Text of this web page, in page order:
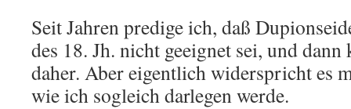
Seit Jahren predige ich, daß
des 18. Jh. nicht geeignet sei, und
daher. Aber eigentlich widerspricht es
wie ich sogleich darlegen werde.